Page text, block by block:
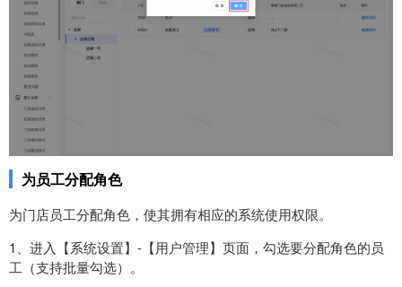
为员工分配角色
为门店员工分配角色，使其拥有相应的系统使用权限。
1、进入【系统设置】-【用户管理】页面，勾选要分配角色的员
工（支持批量勾选）。